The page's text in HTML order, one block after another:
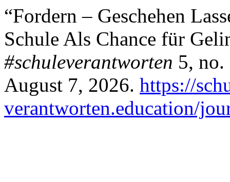
“Fordern – Geschehen
Schule Als Chance für
#schuleverantworten 5, no.
August 7, 2026. https://
verantworten.education/